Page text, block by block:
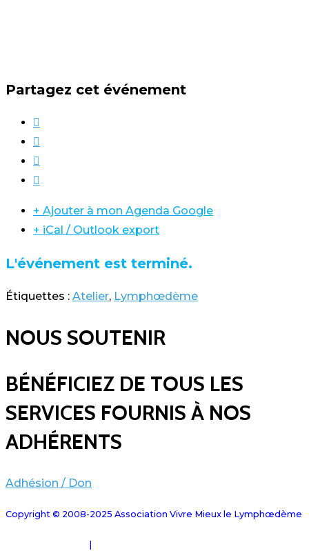
Partagez cet événement
+ Ajouter à mon Agenda Google
+ iCal / Outlook export
L'événement est terminé.
Étiquettes : Atelier, Lymphœdème
NOUS SOUTENIR
BÉNÉFICIEZ DE TOUS LES
SERVICES FOURNIS À NOS
ADHÉRENTS
Adhésion / Don
Copyright © 2008-2025 Association Vivre Mieux le Lymphœdème
|